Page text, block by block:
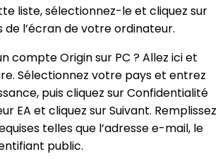
liste, sélectionnez-le et cliquez sur
de l’écran de votre ordinateur.
compte Origin sur PC ? Allez ici et
Sélectionnez votre pays et entrez
puis cliquez sur Confidentialité
EA et cliquez sur Suivant. Remplissez
telles que l’adresse e-mail, le
public.